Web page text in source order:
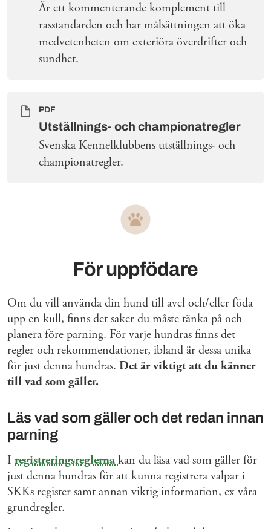
Är ett kommenterande komplement till
rasstandarden och har målsättningen att öka
medvetenheten om exteriöra överdrifter och
sundhet.
PDF
Utställnings- och championatregler
Svenska Kennelklubbens utställnings- och
championatregler.
För uppfödare
Om du vill använda din hund till avel och/eller föda
upp en kull, finns det saker du måste tänka på och
planera före parning. För varje hundras finns det
regler och rekommendationer, ibland är dessa unika
för just denna hundras. Det är viktigt att du känner
till vad som gäller.
Läs vad som gäller och det redan innan
parning
I registreringsreglernakan du läsa vad som gäller för
just denna hundras för att kunna registrera valpar i
SKKs register samt annan viktig information, ex våra
grundregler.